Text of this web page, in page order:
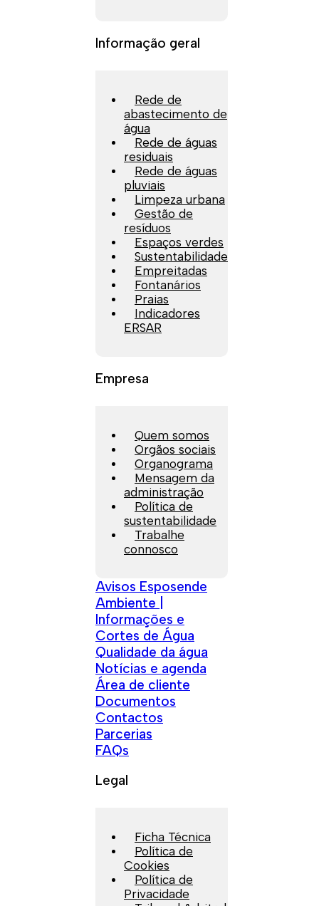
Informação geral
Rede de
abastecimento de
água
Rede de águas
residuais
Rede de águas
pluviais
Limpeza urbana
Gestão de
resíduos
Espaços verdes
Sustentabilidade
Empreitadas
Fontanários
Praias
Indicadores
ERSAR
Empresa
Quem somos
Orgãos sociais
Organograma
Mensagem da
administração
Política de
sustentabilidade
Trabalhe
connosco
Avisos Esposende
Ambiente |
Informações e
Cortes de Água
Qualidade da água
Notícias e agenda
Área de cliente
Documentos
Contactos
Parcerias
FAQs
Legal
Ficha Técnica
Política de
Cookies
Política de
Privacidade